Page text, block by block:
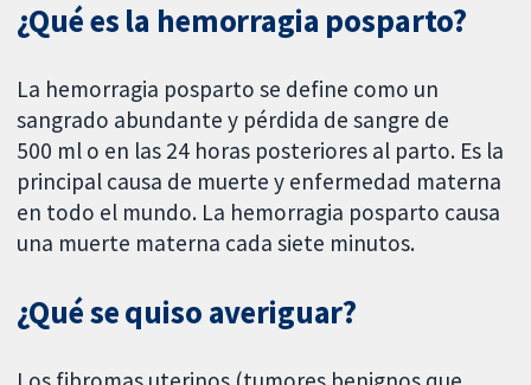
¿Qué es la hemorragia posparto?
La hemorragia posparto se define como un
sangrado abundante y pérdida de sangre de
500 ml o en las 24 horas posteriores al parto. Es la
principal causa de muerte y enfermedad materna
en todo el mundo. La hemorragia posparto causa
una muerte materna cada siete minutos.
¿Qué se quiso averiguar?